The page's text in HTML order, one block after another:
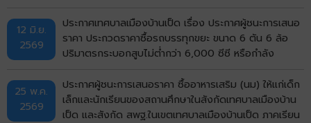
12 มิ.ย.
2569
ประกาศเทศบาลเมืองบ้านเป็ด เรื่อง ประกาศผู้ชนะการเสนอ
ราคา ประกวดราคาซื้อรถบรรทุกขยะ ขนาด 6 ตัน 6 ล้อ
ปริมาตรกระบอกสูบไม่ต่ำกว่า 6,000 ซีซี หรือกำลัง
จำนวน 5 คัน ด้วยวิธีประกวดราคาอิเล็กทรอนิกส์ (e-
bidding) ประกาศประกวดราคา
25 พ.ค.
2569
ประกาศผู้ชนะการเสนอราคา ซื้ออาหารเสริม (นม) ให้แก่เด็ก
เล็กและนักเรียนของสถานศึกษาในสังกัดเทศบาลเมืองบ้าน
เป็ด และสังกัด สพฐ.ในเขตเทศบาลเมืองบ้านเป็ด ภาคเรียน